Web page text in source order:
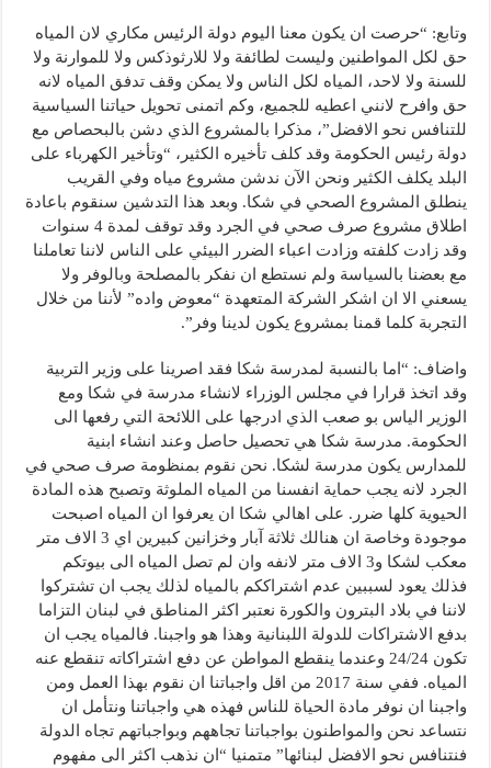
وتابع: “حرصت ان يكون معنا اليوم دولة الرئيس مكاري لان المياه
حق لكل المواطنين وليست لطائفة ولا للارثوذكس ولا للموارنة ولا
للسنة ولا لاحد، المياه لكل الناس ولا يمكن وقف تدفق المياه لانه
حق وافرح لانني اعطيه للجميع، وكم اتمنى تحويل حياتنا السياسية
للتنافس نحو الافضل”، مذكرا بالمشروع الذي دشن بالبحصاص مع
دولة رئيس الحكومة وقد كلف تأخيره الكثير، “وتأخير الكهرباء على
البلد يكلف الكثير ونحن الآن ندشن مشروع مياه وفي القريب
ينطلق المشروع الصحي في شكا. وبعد هذا التدشين سنقوم باعادة
اطلاق مشروع صرف صحي في الجرد وقد توقف لمدة 4 سنوات
وقد زادت كلفته وزادت اعباء الضرر البيئي على الناس لاننا تعاملنا
مع بعضنا بالسياسة ولم نستطع ان نفكر بالمصلحة وبالوفر ولا
يسعني الا ان اشكر الشركة المتعهدة “معوض واده” لأننا من خلال
التجربة كلما قمنا بمشروع يكون لدينا وفر”.
واضاف: “اما بالنسبة لمدرسة شكا فقد اصرينا على وزير التربية
وقد اتخذ قرارا في مجلس الوزراء لانشاء مدرسة في شكا ومع
الوزير الياس بو صعب الذي ادرجها على اللائحة التي رفعها الى
الحكومة. مدرسة شكا هي تحصيل حاصل وعند انشاء ابنية
للمدارس يكون مدرسة لشكا. نحن نقوم بمنظومة صرف صحي في
الجرد لانه يجب حماية انفسنا من المياه الملوثة وتصبح هذه المادة
الحيوية كلها ضرر. على اهالي شكا ان يعرفوا ان المياه اصبحت
موجودة وخاصة ان هنالك ثلاثة آبار وخزانين كبيرين اي 3 الاف متر
معكب لشكا و3 الاف متر لانفه وان لم تصل المياه الى بيوتكم
فذلك يعود لسببين عدم اشتراككم بالمياه لذلك يجب ان تشتركوا
لاننا في بلاد البترون والكورة نعتبر اكثر المناطق في لبنان التزاما
بدفع الاشتراكات للدولة اللبنانية وهذا هو واجبنا. فالمياه يجب ان
تكون 24/24 وعندما ينقطع المواطن عن دفع اشتراكاته تنقطع عنه
المياه. ففي سنة 2017 من اقل واجباتنا ان نقوم بهذا العمل ومن
واجبنا ان نوفر مادة الحياة للناس فهذه هي واجباتنا ونتأمل ان
نتساعد نحن والمواطنون بواجباتنا تجاههم وبواجباتهم تجاه الدولة
فنتنافس نحو الافضل لبنائها” متمنيا “ان نذهب اكثر الى مفهوم